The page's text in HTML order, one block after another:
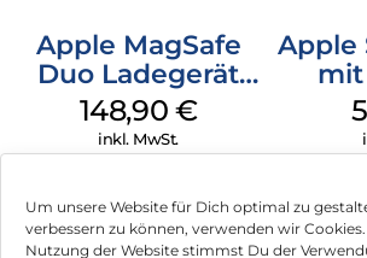
Um unsere Website für Dich optimal zu
verbessern zu können, verwenden wir
Nutzung der Website stimmst Du der
Apple MagSafe
Duo Ladegerät
Weiß
148,90 €
inkl. MwSt.
Apple
mit